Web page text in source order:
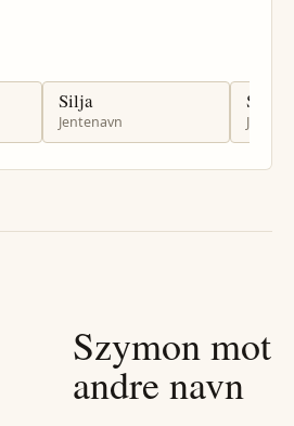
Silja
Jentenavn
Sina
Szymonmot
andre navn